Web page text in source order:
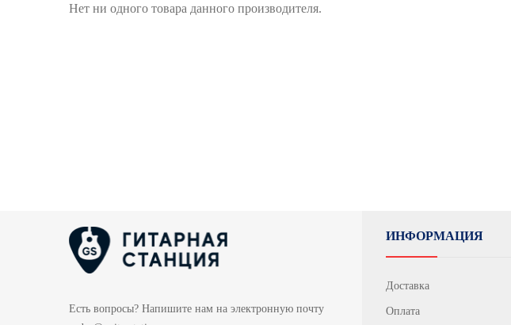
Нет ни одного товара данного производителя.
Есть вопросы? Напишите нам на электронную почту
ИНФОРМАЦИЯ
Доставка
Оплата